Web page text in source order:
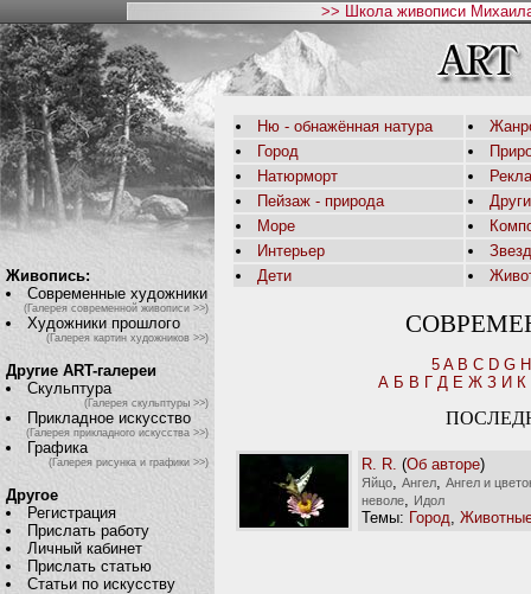
>> Школа живописи
Живопись:
Современные художники
(Галерея современной живописи >>)
Художники прошлого
(Галерея картин художников >>)
Другие ART-галереи
Скульптура
(Галерея скульптуры >>)
Прикладное искусство
(Галерея прикладного искусства >>)
Графика
(Галерея рисунка и графики >>)
Другое
Регистрация
Прислать работу
Личный кабинет
Прислать статью
Статьи по искусству
Ню - обнажённая натура
Город
Натюрморт
Пейзаж - природа
Море
Интерьер
Дети
5 A B C D G H
А Б В Г Д Е Ж З И К
R. R. (Об авторе)
Яйцо Ангел
Ангел и
неволе
Идол
Темы: Город